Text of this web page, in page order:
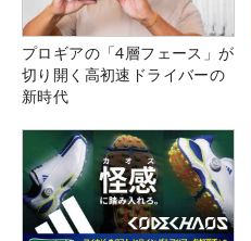
プロギアの「4層フェース」が
切り開く高初速ドライバーの
新時代